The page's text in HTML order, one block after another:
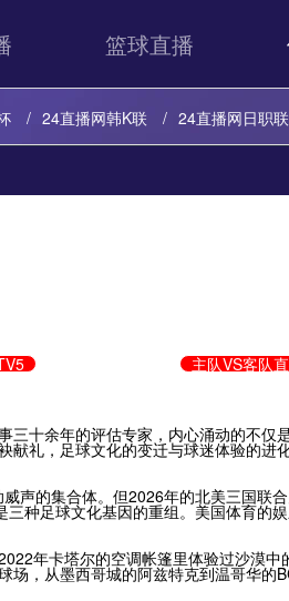
篮球直播
24直播网韩K联 24直播网日职联
主队VS客队
十余年的评估专家，内心涌动的不仅
礼，足球文化的变迁与球迷体验的进
声的集合体。但2026年的北美三国联
种足球文化基因的重组。美国体育的
年卡塔尔的空调帐篷里体验过沙漠中
，从墨西哥城的阿兹特克到温哥华的